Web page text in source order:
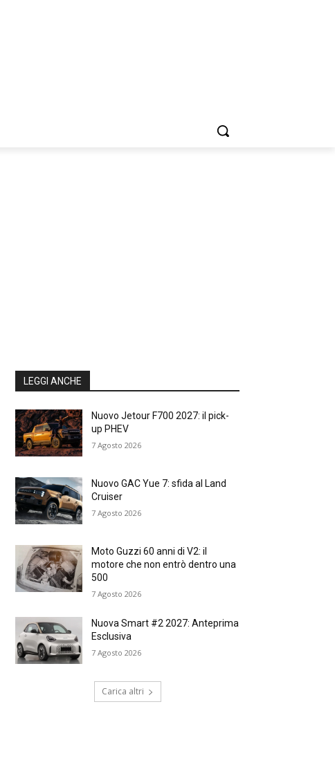
LEGGI ANCHE
Nuovo Jetour F700 2027: il pick-
up PHEV
7 Agosto 2026
Nuovo GAC Yue 7: sfida al Land
Cruiser
7 Agosto 2026
Moto Guzzi 60 anni di V2: il
motore che non entrò dentro una
500
7 Agosto 2026
Nuova Smart #2 2027: Anteprima
Esclusiva
7 Agosto 2026
Carica altri